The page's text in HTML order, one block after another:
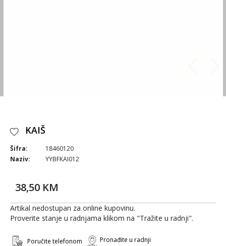
KAIŠ
Šifra:
18460120
Naziv:
YYBFKAI012
38,50 KM
Artikal nedostupan za online kupovinu.
Proverite stanje u radnjama klikom na "Tražite u radnji".
Poručite telefonom Pronađite u radnji